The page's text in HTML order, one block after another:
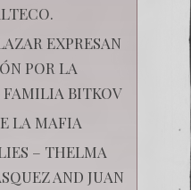
EXPRESAN
POR LA
FAMILIA BITKOV
LA MAFIA
– THELMA
AND JUAN